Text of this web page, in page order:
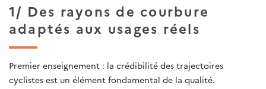
1/ Des rayons de courbure
adaptés aux usages réels
Premier enseignement : la crédibilité des trajectoires
cyclistes est un élément fondamental de la qualité.